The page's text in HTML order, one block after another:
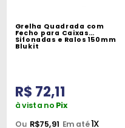
Grelha Quadrada com
Fecho para Caixas
Sifonadas e Ralos 150mm
Blukit
R$ 72,11
à vista no Pix
Ou R$75,91 Em até1X